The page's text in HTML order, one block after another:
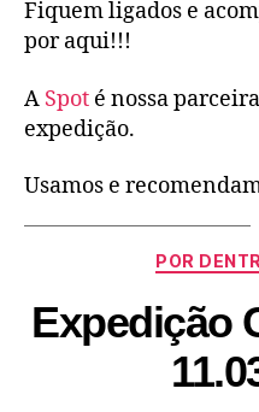
Fiquem ligados e
por aqui!!!
A Spot é nossa
expedição.
Usamos e
POR
Expedição